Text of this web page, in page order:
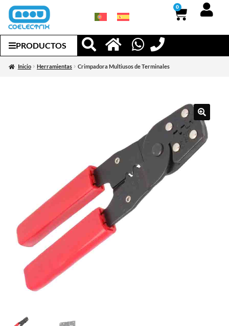
0
PRODUCTOS
Inicio Herramientas Crimpadora Multiusos de Terminales